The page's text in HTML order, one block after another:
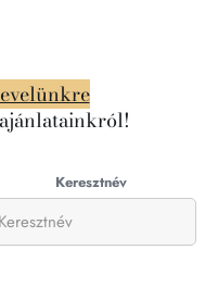
Keresztnév